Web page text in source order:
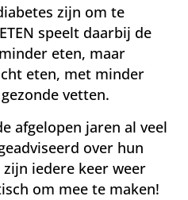
zijn om te
speelt daarbij de
eten, maar
eten, met minder
vetten.
afgelopen jaren al veel
over hun
iedere keer weer
om mee te maken!